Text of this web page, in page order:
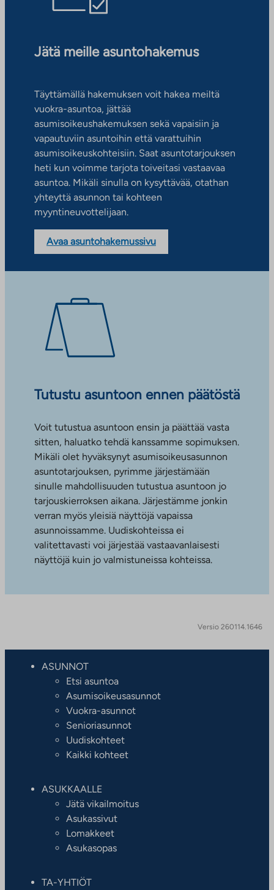
Jätä meille asuntohakemus
Täyttämällä hakemuksen voit hakea meiltä
vuokra-asuntoa, jättää
asumisoikeushakemuksen sekä vapaisiin ja
vapautuviin asuntoihin että varattuihin
asumisoikeuskohteisiin. Saat asuntotarjouksen
heti kun voimme tarjota toiveitasi vastaavaa
asuntoa. Mikäli sinulla on kysyttävää, otathan
yhteyttä asunnon tai kohteen
myyntineuvottelijaan.
Avaa asuntohakemussivu
Tutustu asuntoon ennen päätöstä
Voit tutustua asuntoon ensin ja päättää vasta
sitten, haluatko tehdä kanssamme sopimuksen.
Mikäli olet hyväksynyt asumisoikeusasunnon
asuntotarjouksen, pyrimme järjestämään
sinulle mahdollisuuden tutustua asuntoon jo
tarjouskierroksen aikana. Järjestämme jonkin
verran myös yleisiä näyttöjä vapaissa
asunnoissamme. Uudiskohteissa ei
valitettavasti voi järjestää vastaavanlaisesti
näyttöjä kuin jo valmistuneissa kohteissa.
Versio 260114.1646
ASUNNOT
Etsi asuntoa
Asumisoikeusasunnot
Vuokra-asunnot
Senioriasunnot
Uudiskohteet
Kaikki kohteet
ASUKKAALLE
Jätä vikailmoitus
Asukassivut
Lomakkeet
Asukasopas
TA-YHTIÖT